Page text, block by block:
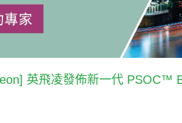
英飛凌發佈新一代 PSOC™